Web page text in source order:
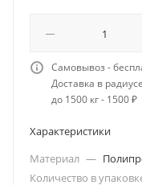
Самовывоз -
Доставка в
до 1500 кг - 1500 ₽
Характеристики
Материал —
Количество в